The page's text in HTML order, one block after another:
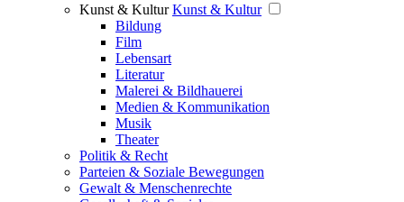
Kunst & Kultur Kunst & Kultur
Bildung
Film
Lebensart
Literatur
Malerei & Bildhauerei
Medien & Kommunikation
Musik
Theater
Politik & Recht
Parteien & Soziale Bewegungen
Gewalt & Menschenrechte